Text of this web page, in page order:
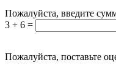
Пожалуйста, введите
3 + 6 =
Пожалуйста, поставьте